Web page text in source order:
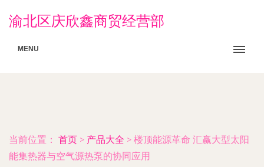
渝北区庆欣鑫商贸经营部
MENU
当前位置： 首页 > 产品大全 > 楼顶能源革命 汇赢大型太阳
能集热器与空气源热泵的协同应用